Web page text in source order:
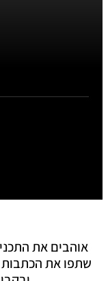
אוהבים את
שתפו את הכתבות